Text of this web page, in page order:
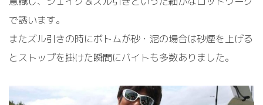
で誘います。
またズル引きの時にボトムが砂・泥の場合は砂煙を上げる
とストップを掛けた瞬間にバイトも多数ありました。